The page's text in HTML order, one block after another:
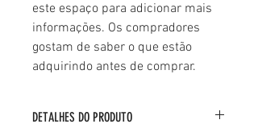
este espaço para adicionar mais
informações. Os compradores
gostam de saber o que estão
adquirindo antes de comprar.
DETALHES DO PRODUTO